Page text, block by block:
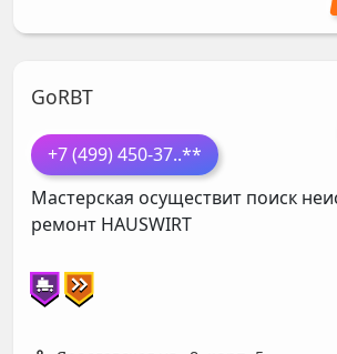
GoRBT
+7 (499) 450-37..**
Мастерская осуществит поиск
ремонт HAUSWIRT